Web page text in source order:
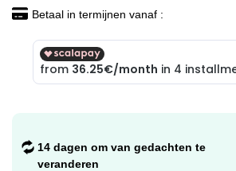
Betaal in termijnen vanaf :
14 dagen om van gedachten te
veranderen